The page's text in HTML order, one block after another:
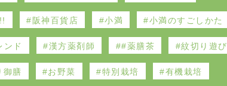
阪神百貨店 小満 小満のすごしかた
ンド 漢方薬剤師 #薬膳茶 紋切り遊び
御膳 お野菜 特別栽培 有機栽培